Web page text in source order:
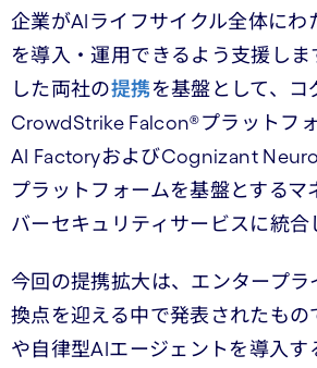
企業がAIライフサイクル全体にわ
を導入・運用できるよう支援し
した両社の提携を基盤として、コ
CrowdStrike Falcon®プラットフ
AI FactoryおよびCognizant
プラットフォームを基盤とするマ
バーセキュリティサービスに統合
今回の提携拡大は、エンタープラ
換点を迎える中で発表されたもの
や自律型AIエージェントを導入す